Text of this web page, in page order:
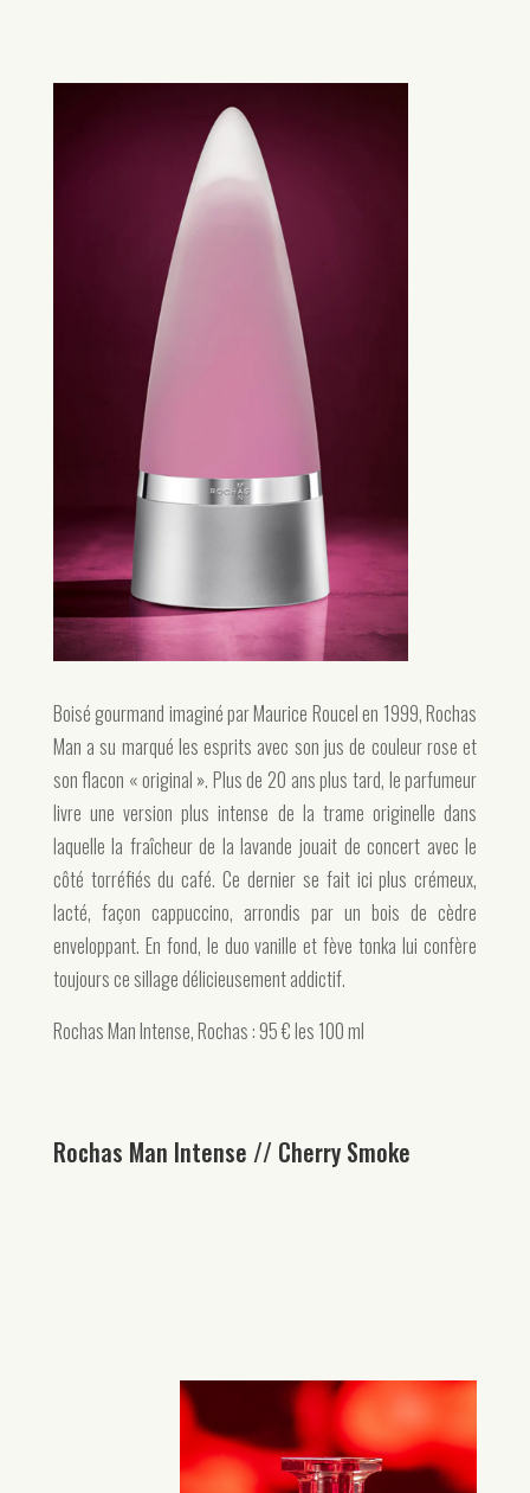
Boisé gourmand imaginé par Maurice Roucel en 1999, Rochas
Man a su marqué les esprits avec son jus de couleur rose et
son flacon « original ». Plus de 20 ans plus tard, le parfumeur
livre une version plus intense de la trame originelle dans
laquelle la fraîcheur de la lavande jouait de concert avec le
côté torréfiés du café. Ce dernier se fait ici plus crémeux,
lacté, façon cappuccino, arrondis par un bois de cèdre
enveloppant. En fond, le duo vanille et fève tonka lui confère
toujours ce sillage délicieusement addictif.
Rochas Man Intense, Rochas : 95 € les 100 ml
Rochas Man Intense // Cherry Smoke